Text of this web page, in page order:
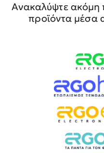
Ανακαλύψτε ακόμη
προϊόντα μέσα